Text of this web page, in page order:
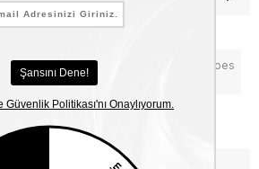
Notify me when the price goes
down